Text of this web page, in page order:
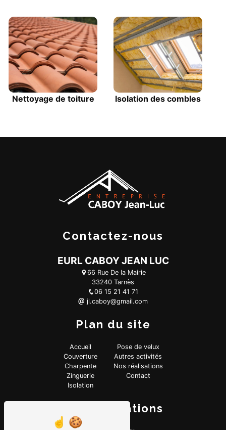
Nettoyage de toiture Isolation des combles
Contactez-nous
EURL CABOY JEAN LUC
66 Rue De la Mairie
33240 Tarnès
06 15 21 41 71
jl.caboy@gmail.com
Plan du site
Accueil
Couverture
Charpente
Zinguerie
Isolation
Pose de velux
Autres activités
Nos réalisations
Contact
Nos prestations